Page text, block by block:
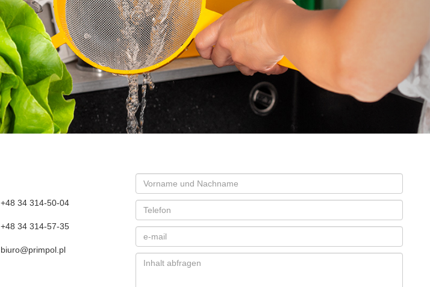
+48 34 314-50-04
+48 34 314-57-35
biuro@primpol.pl